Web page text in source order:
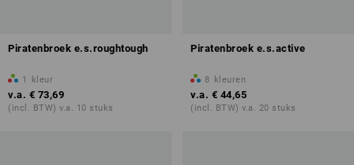
Piratenbroek e.s.roughtough
1 kleur
v.a. € 73,69
(incl. BTW) v.a. 10 stuks
Piratenbroek e.s.active
8 kleuren
v.a. € 44,65
(incl. BTW) v.a. 20 stuks